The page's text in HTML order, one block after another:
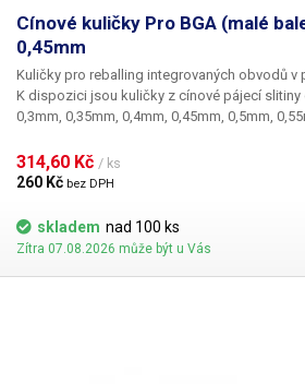
Cínové kuličky Pro BGA (malé
0,45mm
Kuličky pro reballing integrovaných obvodů v
K dispozici jsou kuličky z cínové pájecí slitiny
0,3mm, 0,35mm, 0,4mm, 0,45mm, 0,5mm,
BGA mřížky pro překuličkování. Ampule
kuliček o daném průměru.
314,60 Kč / ks
260 Kč bez DPH
skladem nad 100 ks
Zítra 07.08.2026 může být u Vás